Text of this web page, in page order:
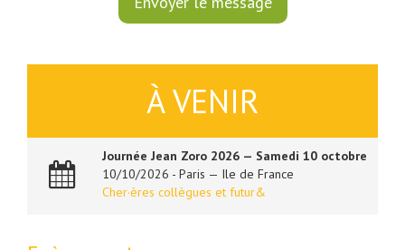
À VENIR
Journée Jean Zoro 2026 — Samedi 10 octobre
10/10/2026 - Paris — Ile de France
Cher·ères collègues et futur&